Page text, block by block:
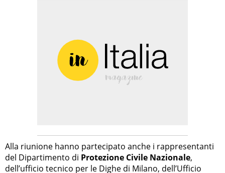
Alla riunione hanno partecipato anche i rappresentanti
del Dipartimento di Protezione Civile Nazionale,
dell’ufficio tecnico per le Dighe di Milano, dell’Ufficio